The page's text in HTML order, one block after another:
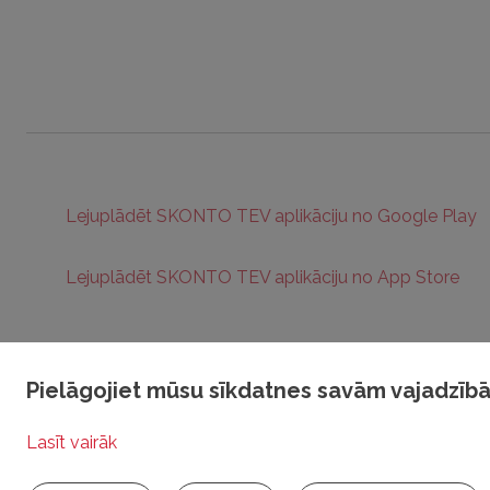
Lejuplādēt SKONTO TEV aplikāciju no Google Play
Lejuplādēt SKONTO TEV aplikāciju no App Store
Pielāgojiet mūsu sīkdatnes savām